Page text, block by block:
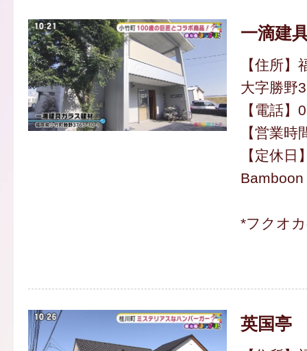
一滴建
【住所
大字勝野
【電話
【営業
【定休日
*フクオ
英国亭